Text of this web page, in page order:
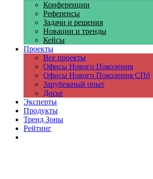
Конференции
Референсы
Задачи и решения
Новации и тренды
Кейсы
Проекты
Все проекты
Офисы Нового Поколения
Офисы Нового Поколения СПб
Зарубежный опыт
Досье
Эксперты
Продукты
Тренд Зоны
Рейтинг